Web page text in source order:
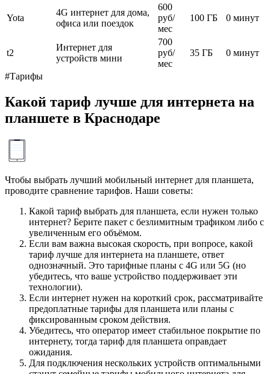
Yota
4G интернет для дома,
офиса или поездок
600
руб/
мес
100 ГБ 0 минут
t2
Интернет для
устройств мини
700
руб/
мес
35 ГБ 0 минут
#Тарифы
Какой тариф лучше для интернета на
планшете в Краснодаре
Чтобы выбрать лучший мобильный интернет для планшета,
проводите сравнение тарифов. Наши советы:
Какой тариф выбрать для планшета, если нужен только
интернет? Берите пакет с безлимитным трафиком либо с
увеличенным его объёмом.
Если вам важна высокая скорость, при вопросе, какой
тариф лучше для интернета на планшете, ответ
однозначный. Это тарифные планы с 4G или 5G (но
убедитесь, что ваше устройство поддерживает эти
технологии).
Если интернет нужен на короткий срок, рассматривайте
предоплатные тарифы для планшета или планы с
фиксированным сроком действия.
Убедитесь, что оператор имеет стабильное покрытие по
интернету, тогда тариф для планшета оправдает
ожидания.
Для подключения нескольких устройств оптимальными